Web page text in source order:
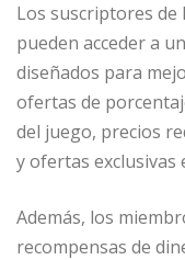
Los suscriptores de
pueden acceder a
diseñados para
ofertas de
del juego, precios
y ofertas exclusivas
Además, los
recompensas de